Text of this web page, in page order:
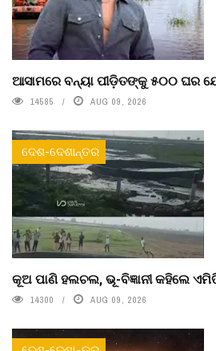
ଆସାମରେ ବନ୍ୟା ପୀଡ଼ିତଙ୍କୁ ୫୦୦ ଘର
14585 AUG 09, 2026
ଦେଶ-ଦେଶାନ୍ତର
କୂଅ ପାଣି ହଲଚଲ, ଭୂ-ବିଜ୍ଞାନୀ କହିଲେ
14300 AUG 09, 2026